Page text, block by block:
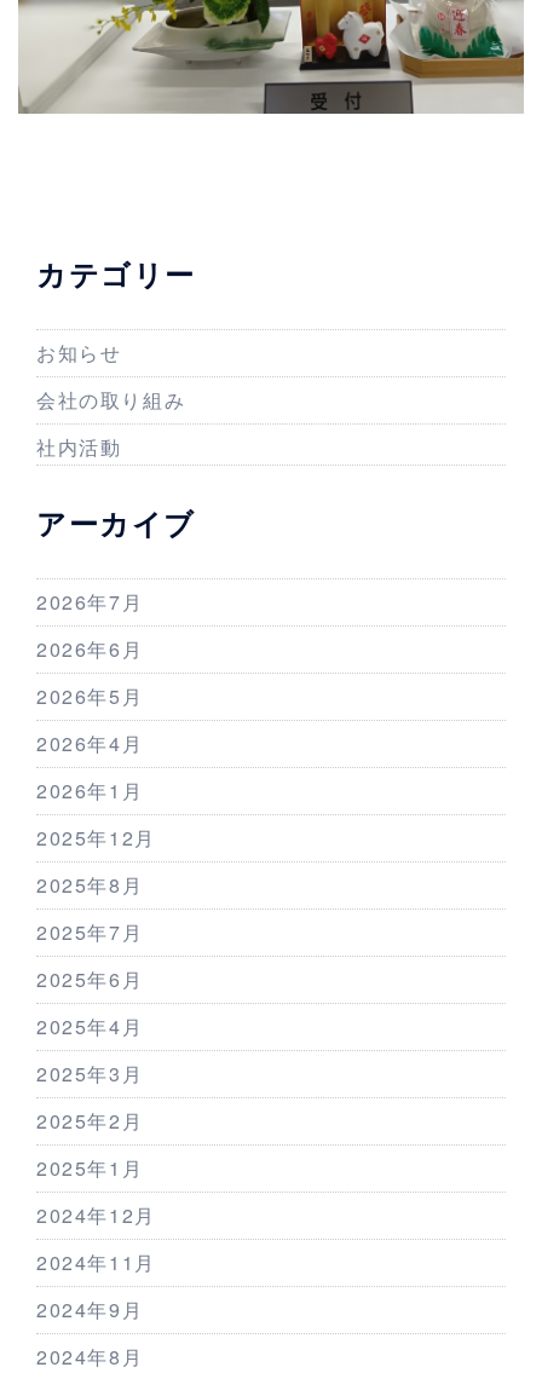
カテゴリー
お知らせ
会社の取り組み
社内活動
アーカイブ
2026年7月
2026年6月
2026年5月
2026年4月
2026年1月
2025年12月
2025年8月
2025年7月
2025年6月
2025年4月
2025年3月
2025年2月
2025年1月
2024年12月
2024年11月
2024年9月
2024年8月